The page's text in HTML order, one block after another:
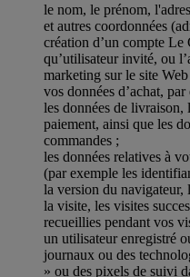
le nom, le prénom,
et autres coordonnées
création d’un compte Le
qu’utilisateur invité, ou
marketing sur le site
vos données d’achat,
les données de livraison,
paiement, ainsi que les
commandes ;
les données relatives à
(par exemple les
la version du navigateur,
la visite, les visites
recueillies pendant vos
un utilisateur enregistré
journaux ou des
» ou des pixels de suivi